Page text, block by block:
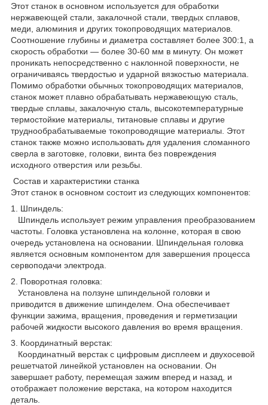
Этот станок в основном используется для обработки
нержавеющей стали, закалочной стали, твердых сплавов,
меди, алюминия и других токопроводящих материалов.
Соотношение глубины и диаметра составляет более 300:1, а
скорость обработки — более 30-60 мм в минуту. Он может
проникать непосредственно с наклонной поверхности, не
ограничиваясь твердостью и ударной вязкостью материала.
Помимо обработки обычных токопроводящих материалов,
станок может плавно обрабатывать нержавеющую сталь,
твердые сплавы, закалочную сталь, высокотемпературные
термостойкие материалы, титановые сплавы и другие
труднообрабатываемые токопроводящие материалы. Этот
станок также можно использовать для удаления сломанного
сверла в заготовке, головки, винта без повреждения
исходного отверстия или резьбы.
Состав и характеристики станка
Этот станок в основном состоит из следующих компонентов:
1. Шпиндель:
Шпиндель использует режим управления преобразованием
частоты. Головка установлена на колонне, которая в свою
очередь установлена на основании. Шпиндельная головка
является основным компонентом для завершения процесса
сервоподачи электрода.
2. Поворотная головка:
Установлена на ползуне шпиндельной головки и
приводится в движение шпинделем. Она обеспечивает
функции зажима, вращения, проведения и герметизации
рабочей жидкости высокого давления во время вращения.
3. Координатный верстак:
Координатный верстак с цифровым дисплеем и двухосевой
решетчатой линейкой установлен на основании. Он
завершает работу, перемещая зажим вперед и назад, и
отображает положение верстака, на котором находится
деталь.